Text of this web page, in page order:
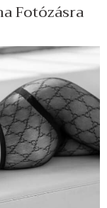
Fotózásra